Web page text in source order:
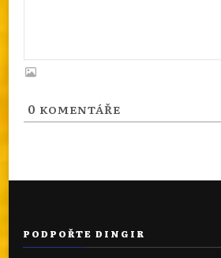
0 KOMENTÁŘE
PODPOŘTE DINGIR